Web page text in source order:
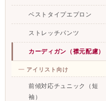
ベストタイプエプロン
ストレッチパンツ
カーディガン（襟元配慮）
アイリスト向け
前傾対応チュニック（短
袖）